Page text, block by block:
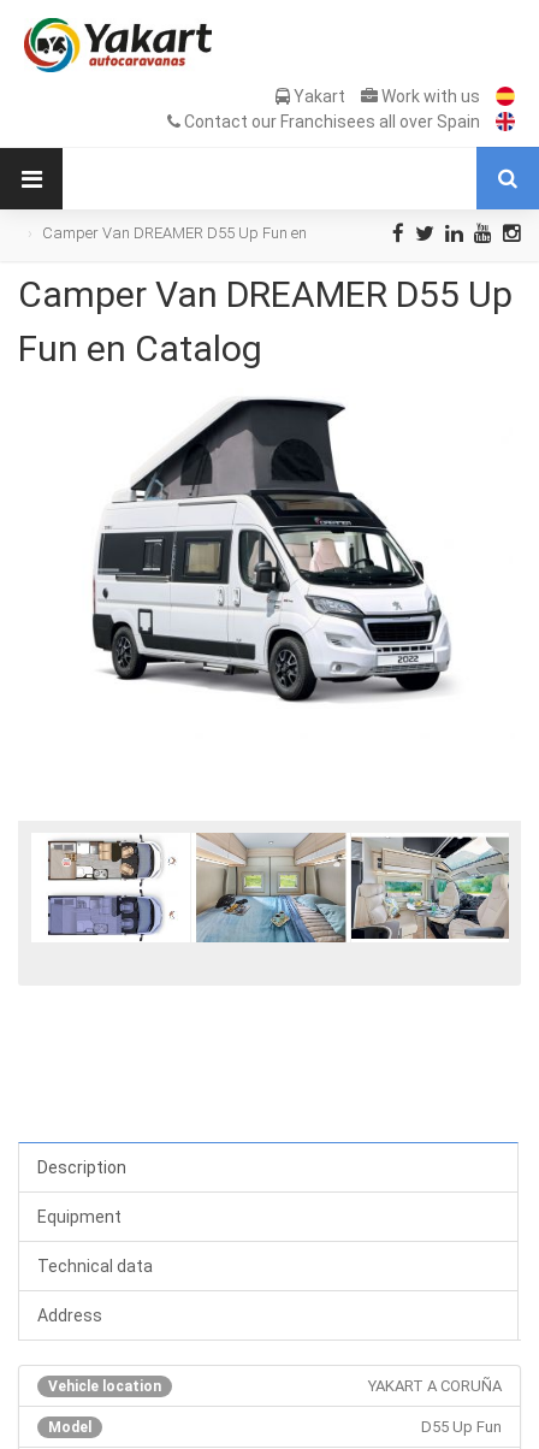
Yakart
Work with us
Contact our Franchisees all over Spain
Camper Van DREAMER D55 Up Fun en
Camper Van DREAMER D55 Up
Fun en Catalog
Description
Equipment
Technical data
Address
Vehicle location YAKART A CORUÑA
Model D55 Up Fun